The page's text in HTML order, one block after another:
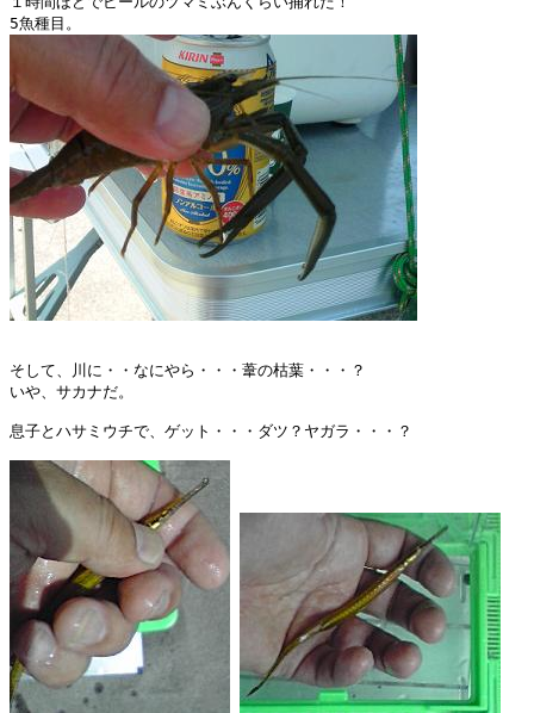
そして、川に・・なにやら・・・葦の枯葉・・・？
いや、サカナだ。
息子とハサミウチで、ゲット・・・ダツ？ヤガラ・・・？